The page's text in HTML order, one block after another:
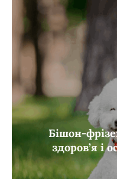
Бішон-
здоров’я і